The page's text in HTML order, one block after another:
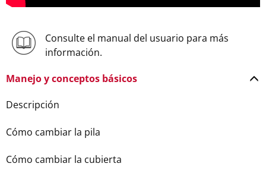
Consulte el manual del usuario para más
información.
Manejo y conceptos básicos
Descripción
Cómo cambiar la pila
Cómo cambiar la cubierta